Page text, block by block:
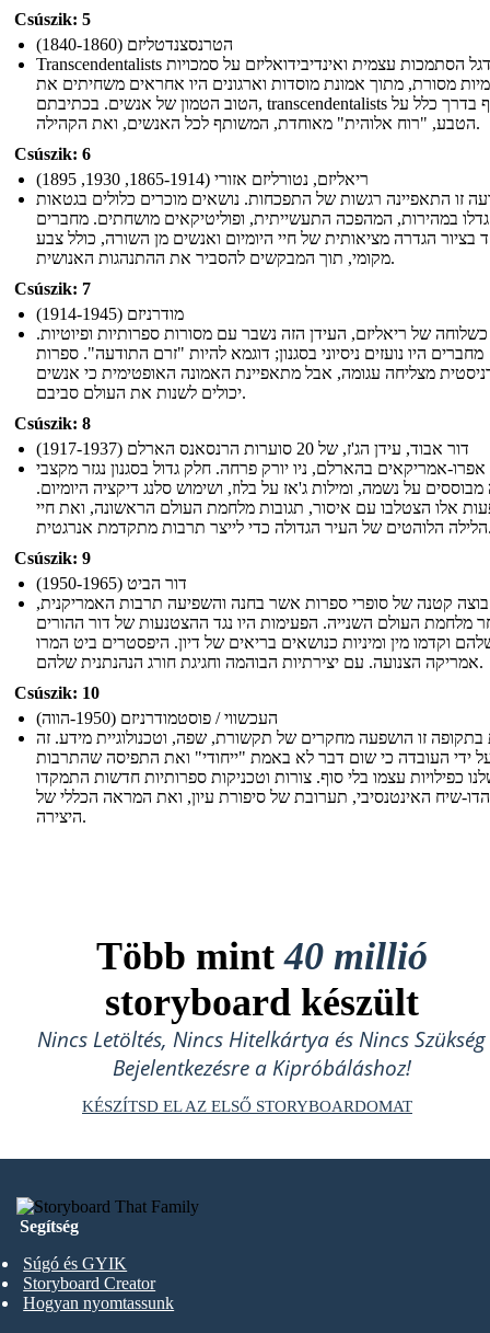
Csúszik: 5
הטרנסצנדטליזם (1840-1860)
Transcendentalists דגל הסתמכות עצמית ואינדיבידואליזם על סמכויות
מסורת, מתוך אמונת מוסדות וארגונים היו אחראים משחיתים את
הטוב הטמון של אנשים. בכתיבתם, transcendentalists משתקף בדרך כלל על
הטבע, "רוח אלוהית" מאוחדת, המשותף לכל האנשים, ואת הקהילה.
Csúszik: 6
ריאליזם, נטורליזם אזורי (1865-1914, 1930, 1895)
זו התאפיינה רגשות של התפכחות. נושאים מוכרים כלולים בגטאות
במהירות, המהפכה התעשייתית, ופוליטיקאים מושחתים. מחברים
בציור הגדרה מציאותית של חיי היומיום ואנשים מן השורה, כולל צבע
מקומי, תוך המבקשים להסביר את ההתנהגות האנושית.
Csúszik: 7
מודרניזם (1914-1945)
של ריאליזם, העידן הזה נשבר עם מסורות ספרותיות ופיוטיות.
מחברים היו נועזים ניסיוני בסגנון; דוגמא להיות "זרם התודעה". ספרות
מצליחה עגומה, אבל מתאפיינת האמונה האופטימית כי אנשים
יכולים לשנות את העולם סביבם.
Csúszik: 8
דור אבוד, עידן הג'ז, של 20 סוערות הרנסאנס הארלם (1917-1937)
אמריקאים בהארלם, ניו יורק פרחה. חלק גדול בסגנון נגזר מקצבי
על נשמה, ומילות ג'אז על בלוז, ושימוש סלנג דיקציה היומיום.
אלו הצטלבו עם איסור, תגובות מלחמת העולם הראשונה, ואת חיי
מתקדמת אנרגטית.
Csúszik: 9
דור הביט (1950-1965)
קטנה של סופרי ספרות אשר בחנה והשפיעה תרבות האמריקנית,
מלחמת העולם השנייה. הפעימות היו נגד ההצטנעות של דור ההורים
וקדמו מין ומיניות כנושאים בריאים של דיון. היפסטרים ביט המרו
אמריקה הצנועה. עם יצירתיות הבוהמה וחגיגת חורג הנהנתנית שלהם.
Csúszik: 10
העכשווי / פוסטמודרניזם (1950-הווה)
בתקופה זו הושפעה מחקרים של תקשורת, שפה, וטכנולוגיית מידע. זה
ידי העובדה כי שום דבר לא באמת "ייחודי" ואת התפיסה שהתרבות
כפילויות עצמו בלי סוף. צורות וטכניקות ספרותיות חדשות התמקדו
הדו-שיח האינטנסיבי, תערובת של סיפורת עיון, ואת המראה הכללי של
היצירה.
Több mint40 millió
storyboard készült
Nincs Letöltés, Nincs Hitelkártya és Nincs Szükség
Bejelentkezésre a Kipróbáláshoz!
KÉSZÍTSD EL AZ ELSŐ STORYBOARDOMAT
Segítség
Súgó és GYIK
Storyboard Creator
Hogyan nyomtassunk